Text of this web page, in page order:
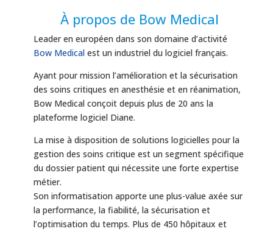
À propos de Bow Medical
Leader en européen dans son domaine d’activité
Bow Medical est un industriel du logiciel français.
Ayant pour mission l’amélioration et la sécurisation
des soins critiques en anesthésie et en réanimation,
Bow Medical conçoit depuis plus de 20 ans la
plateforme logiciel Diane.
La mise à disposition de solutions logicielles pour la
gestion des soins critique est un segment spécifique
du dossier patient qui nécessite une forte expertise
métier.
Son informatisation apporte une plus-value axée sur
la performance, la fiabilité, la sécurisation et
l’optimisation du temps. Plus de 450 hôpitaux et